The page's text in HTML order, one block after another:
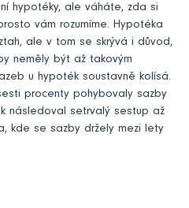
hypotéky, ale váháte, zda si
vám rozumíme. Hypotéka
ale v tom se skrývá i důvod,
neměly být až takovým
u hypoték soustavně kolísá.
procenty pohybovaly sazby
následoval setrvalý sestup až
kde se sazby držely mezi lety